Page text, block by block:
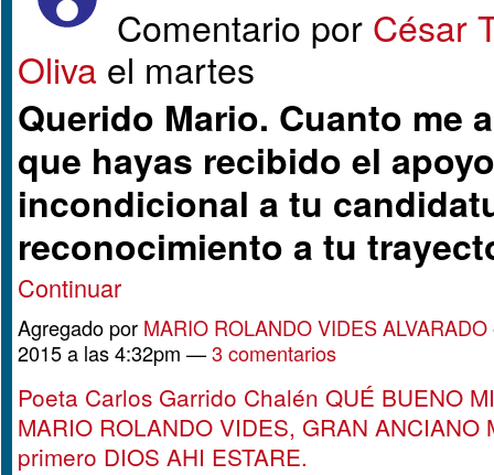
Comentario por César
Oliva el martes
Querido Mario. Cuanto me
que hayas recibido el apoyo
incondicional a tu
reconocimiento a tu
Continuar
Agregado por MARIO ROLANDO VIDES ALVARADO
2015 a las 4:32pm —3 comentarios
Poeta Carlos Garrido Chalén QUÉ BUENO
MARIO ROLANDO VIDES, GRAN ANCIANO
primero DIOS AHI ESTARE.